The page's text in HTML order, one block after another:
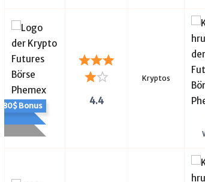
180$ Bonus 4.4
Kryptos